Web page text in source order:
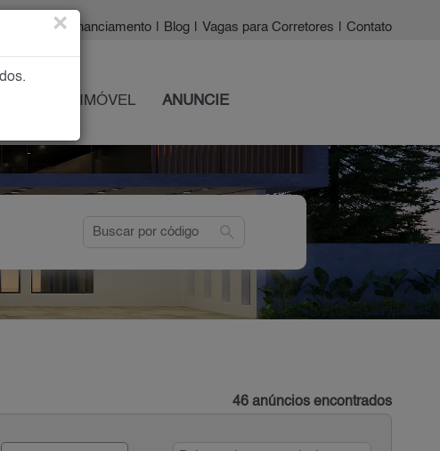
| Financiamento Blog Vagas para Corretores Contato
SEU IMÓVEL ANUNCIE
search
46 anúncios encontrados
×